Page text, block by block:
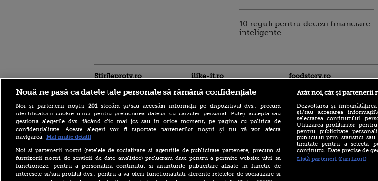
10 reguli pentru decizii financiare
inteligente
Stirileprotv.ro
Ţinta dronei găsite la
Leipzig, în Germania, era o
aeronavă ucraineană care
transporta muniţie
ilike-it.ro foodstory.ro
(P) Descoperă Lumea
Evenimentelor din România
cu Transilvania Events!
Nouă ne pasă ca datele tale personale să rămână confidențiale
Noi și partenerii noștri 201stocăm și/sau accesăm informații pe dispozitivul dvs., precum
identificatorii cookie unici pentru prelucrarea datelor cu caracter personal. Puteți accepta sau
gestiona alegerile dvs. făcând clic mai jos sau în orice moment, pe pagina cu politica de
confidențialitate. Aceste alegeri vor fi raportate partenerilor noștri și nu vă vor afecta
navigarea. Mai multe detalii
Noi si partenerii nostri (retelele de socializare si agentiile de publicitate partenere, precum si
furnizorii nostri de servicii de date analitice) prelucram date pentru a permite website-ului sa
functioneze, pentru a personaliza continutul si anunturile publicitare afisate in functie de
interesele si/sau profilul dvs., pentru a va oferi functionalitati aferente retelelor de socializare si
Atât noi, cât și partenerii
Dezvoltarea și
și/sau accesarea
selectarea conținutului
Utilizarea profilurilor pentru
pentru publicitate
publicului prin statistici sau
limitate pentru a selecta
conținutul. Date precise de
Listă parteneri (furnizori)